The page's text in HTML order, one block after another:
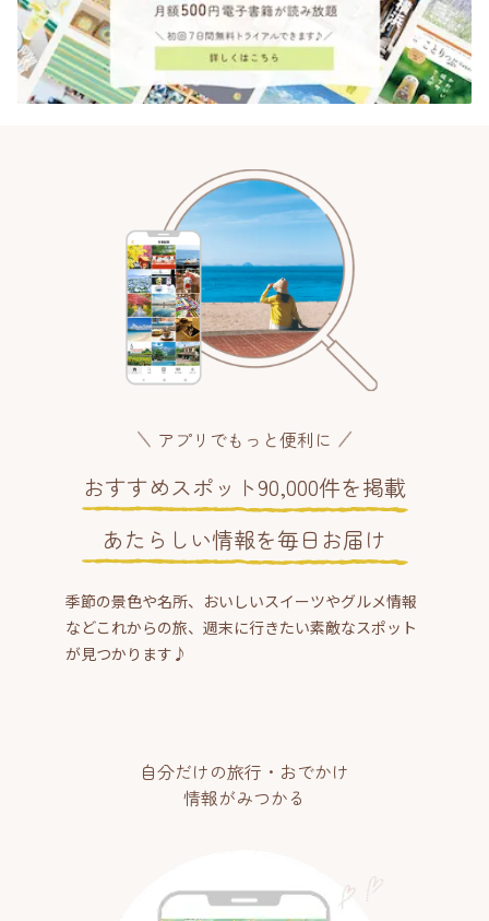
アプリでもっと便利に
おすすめスポット90,000件を掲載
あたらしい情報を毎日お届け
季節の景色や名所、おいしいスイーツやグルメ情報
などこれからの旅、週末に行きたい素敵なスポット
が見つかります♪
自分だけの旅行・おでかけ
情報がみつかる